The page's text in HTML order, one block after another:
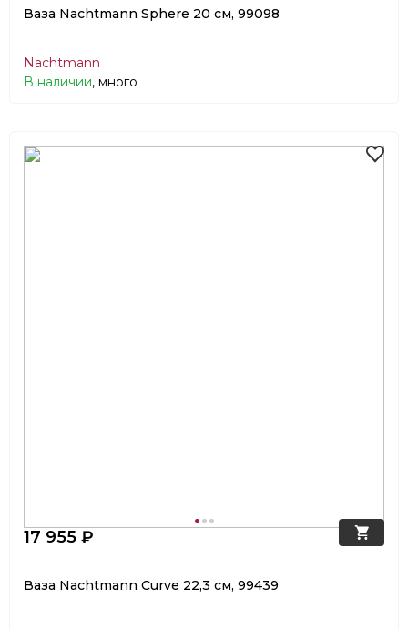
Ваза Nachtmann Sphere 20 см, 99098
Nachtmann
В наличии, много
17 955 ₽
Ваза Nachtmann Curve 22,3 см, 99439